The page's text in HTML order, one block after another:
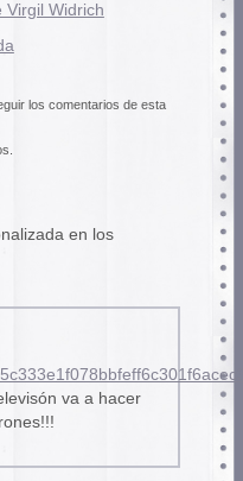
Virgil Widrich
los comentarios de esta
en los
va a hacer